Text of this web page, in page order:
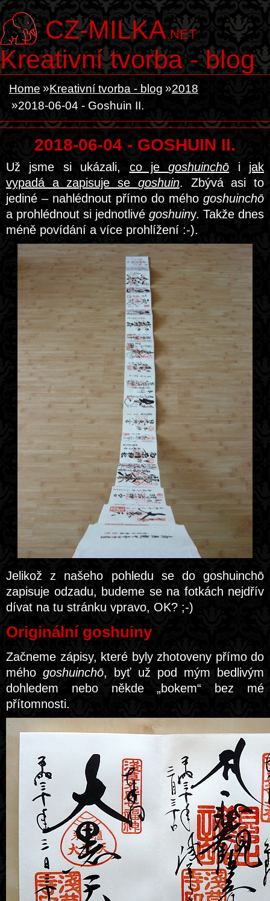
CZ-MILKA.NET
Kreativní tvorba - blog
Home Kreativní tvorba - blog
2018
2018-06-04 - Goshuin II.
2018-06-04 - GOSHUIN II.
Už jsme si ukázali, co jegoshuinchō i jak
vypadá a zapisuje se goshuin. Zbývá asi to
jediné – nahlédnout přímo do mého goshuinchō
a prohlédnout si jednotlivé goshuiny. Takže dnes
méně povídání a více prohlížení :-).
Jelikož z našeho pohledu se do goshuinchō
zapisuje odzadu, budeme se na fotkách nejdřív
dívat na tu stránku vpravo, OK? ;-)
Originální goshuiny
Začneme zápisy, které byly zhotoveny přímo do
mého goshuinchō, byť už pod mým bedlivým
dohledem nebo někde „bokem“ bez mé
přítomnosti.